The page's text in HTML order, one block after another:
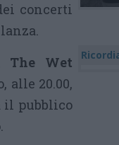
concerti
The Wet
alle 20.00,
il pubblico